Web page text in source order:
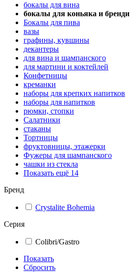
бокалы для вина
бокалы для коньяка и бренди
Бокалы для пива
вазы
графины, кувшины
декантеры
для вина и шампанского
для мартини и коктейлей
Конфетницы
креманки
наборы для крепких напитков
наборы для напитков
рюмки, стопки
Салатники
стаканы
Тортницы
фруктовницы, этажерки
Фужеры для шампанского
чашки из стекла
Показать ещё 14
Бренд
Crystalite Bohemia
Серия
Colibri/Gastro
Показать
Сбросить